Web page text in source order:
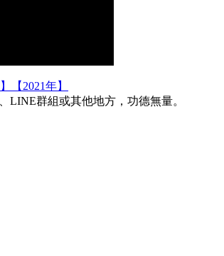
【2021年】
LINE群組或其他地方，功德無量。